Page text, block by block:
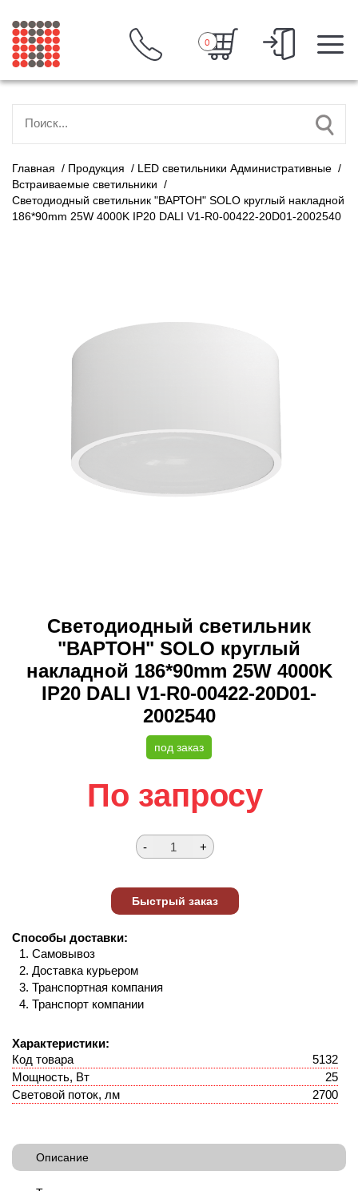
0
Главная / Продукция / LED светильники Административные /
Встраиваемые светильники /
Светодиодный светильник "ВАРТОН" SOLO круглый накладной
186*90mm 25W 4000K IP20 DALI V1-R0-00422-20D01-2002540
Светодиодный светильник
"ВАРТОН" SOLO круглый
накладной 186*90mm 25W 4000K
IP20 DALI V1-R0-00422-20D01-
2002540
под заказ
По запросу
Способы доставки:
Самовывоз
Доставка курьером
Транспортная компания
Транспорт компании
Характеристики:
Код товара
5132
Мощность, Вт
25
Световой поток, лм
2700
Описание